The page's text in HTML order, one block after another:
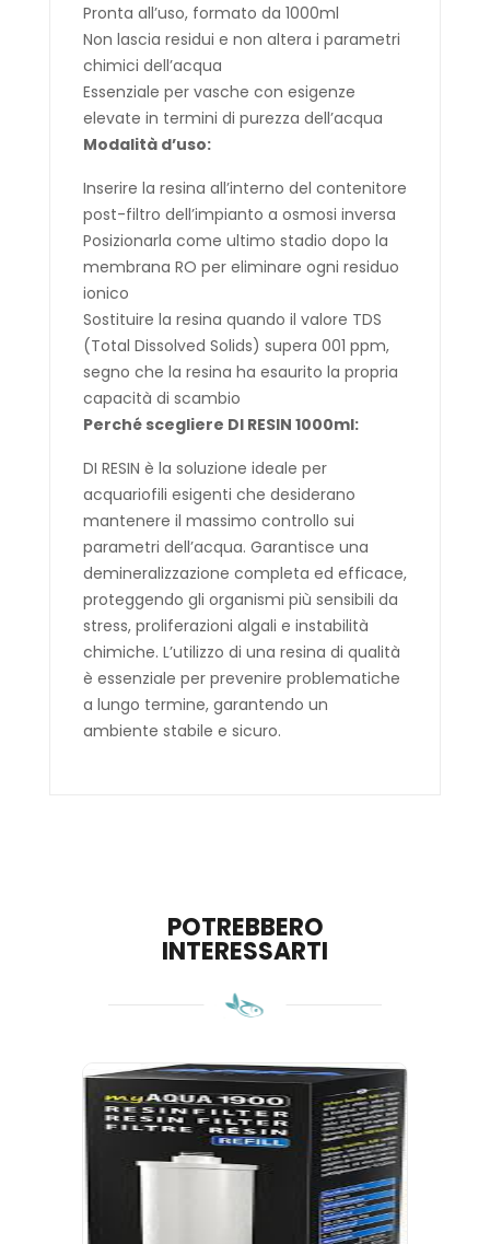
Pronta all’uso, formato da 1000ml
Non lascia residui e non altera i parametri
chimici dell’acqua
Essenziale per vasche con esigenze
elevate in termini di purezza dell’acqua
Modalità d’uso:
Inserire la resina all’interno del contenitore
post-filtro dell’impianto a osmosi inversa
Posizionarla come ultimo stadio dopo la
membrana RO per eliminare ogni residuo
ionico
Sostituire la resina quando il valore TDS
(Total Dissolved Solids) supera 001 ppm,
segno che la resina ha esaurito la propria
capacità di scambio
Perché scegliere DI RESIN 1000ml:
DI RESIN è la soluzione ideale per
acquariofili esigenti che desiderano
mantenere il massimo controllo sui
parametri dell’acqua. Garantisce una
demineralizzazione completa ed efficace,
proteggendo gli organismi più sensibili da
stress, proliferazioni algali e instabilità
chimiche. L’utilizzo di una resina di qualità
è essenziale per prevenire problematiche
a lungo termine, garantendo un
ambiente stabile e sicuro.
POTREBBERO
INTERESSARTI